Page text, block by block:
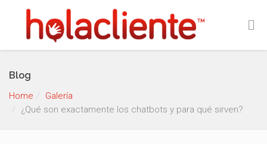
Blog
Home
Galería
¿Qué son exactamente los chatbots y para qué sirven?